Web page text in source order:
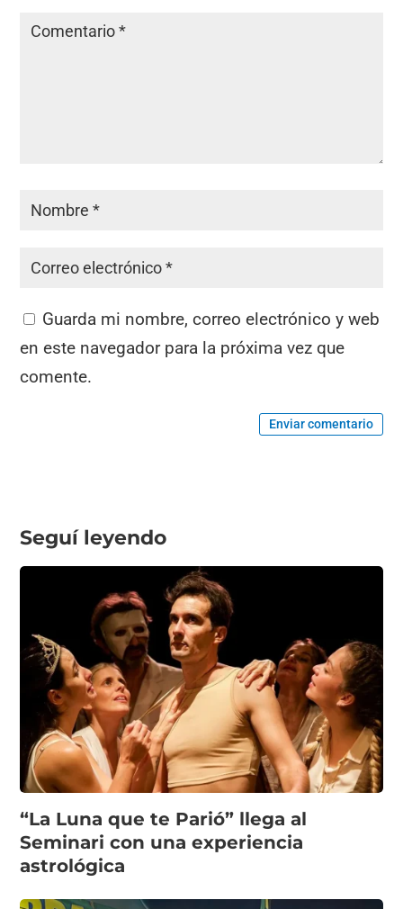
Guarda mi nombre, correo electrónico y web
en este navegador para la próxima vez que
comente.
Enviar comentario
Seguí leyendo
“La Luna que te Parió” llega al
Seminari con una experiencia
astrológica